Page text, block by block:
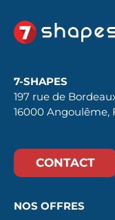
7-SHAPES
197 rue de
16000 Angoulême,
CONTACT
NOS OFFRES